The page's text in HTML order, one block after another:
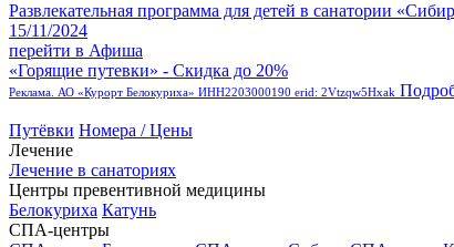
Развлекательная программа для детей в санатории
15/11/2024
перейти в Афиша
«Горящие путевки» - Скидка до 20%
Реклама. АО «Курорт Белокуриха» ИНН2203000190 erid: 2Vtzqw5Hxak
Путёвки Номера / Цены
Лечение
Лечение в санаториях
Центры превентивной медицины
Белокуриха Катунь
СПА-центры